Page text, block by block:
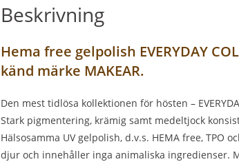
Beskrivning
Hema free gelpolish EVERYDAY
känd märke MAKEAR.
Den mest tidlösa kollektionen för hösten –
Stark pigmentering, krämig samt medeltjock
Hälsosamma UV gelpolish, d.v.s. HEMA free,
djur och innehåller inga animaliska ingredienser.